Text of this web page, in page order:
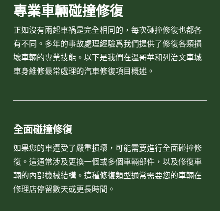
專業車輛碰撞修復
正如沒有兩起車禍是完全相同的，每次碰撞修復也都各
有不同。多年的事故處理經驗爲我們提供了修復各類損
壞車輛的專業技能。以下是我們在溫哥華和列治文車城
車身維修最常處理的汽車修復項目概述。
全面碰撞修復
如果您的車遭受了嚴重損壞，可能需要進行全面碰撞修
復。這通常涉及更換一個或多個車輛部件，以及修復車
輛的內部機械結構。這種修復類型通常需要您的車輛在
修理店停留數天或更長時間。